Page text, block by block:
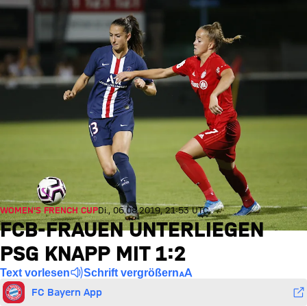
WOMEN'S FRENCH CUPDi., 06.08.2019, 21:53 UTC
FCB-FRAUEN UNTERLIEGEN
PSG KNAPP MIT 1:2
Text vorlesen Schrift vergrößern
FC Bayern App